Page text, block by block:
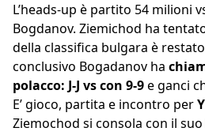
L’heads-up è partito 54 milioni
Bogdanov. Ziemichod ha
della classifica bulgara è
conclusivo Bogadanov ha
polacco: J-J vs con 9-9e ganci
E’ gioco, partita e incontro per
Ziemochod si consola con il